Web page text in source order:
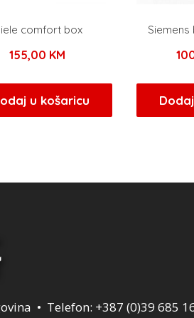
comfort box
155,00 KM
u košaricu
Siemens
• Telefon: +387 (0)39 685